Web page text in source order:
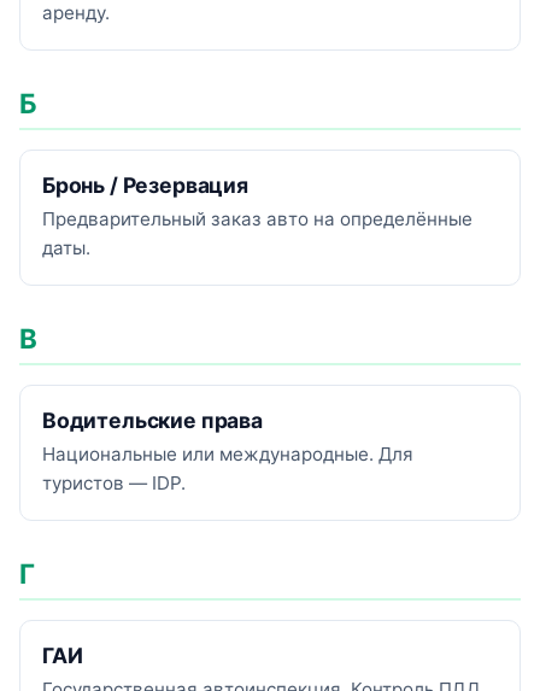
аренду.
Б
Бронь / Резервация
Предварительный заказ авто на определённые
даты.
В
Водительские права
Национальные или международные. Для
туристов — IDP.
Г
ГАИ